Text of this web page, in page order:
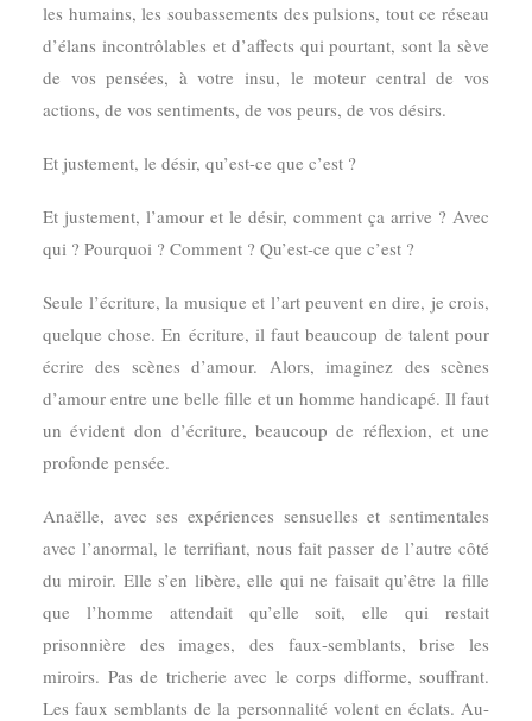
les humains, les soubassements des pulsions, tout ce réseau
d’élans incontrôlables et d’affects qui pourtant, sont la sève
de vos pensées, à votre insu, le moteur central de vos
actions, de vos sentiments, de vos peurs, de vos désirs.
Et justement, le désir, qu’est-ce que c’est ?
Et justement, l’amour et le désir, comment ça arrive ? Avec
qui ? Pourquoi ? Comment ? Qu’est-ce que c’est ?
Seule l’écriture, la musique et l’art peuvent en dire, je crois,
quelque chose. En écriture, il faut beaucoup de talent pour
écrire des scènes d’amour. Alors, imaginez des scènes
d’amour entre une belle fille et un homme handicapé. Il faut
un évident don d’écriture, beaucoup de réflexion, et une
profonde pensée.
Anaëlle, avec ses expériences sensuelles et sentimentales
avec l’anormal, le terrifiant, nous fait passer de l’autre côté
du miroir. Elle s’en libère, elle qui ne faisait qu’être la fille
que l’homme attendait qu’elle soit, elle qui restait
prisonnière des images, des faux-semblants, brise les
miroirs. Pas de tricherie avec le corps difforme, souffrant.
Les faux semblants de la personnalité volent en éclats. Au-